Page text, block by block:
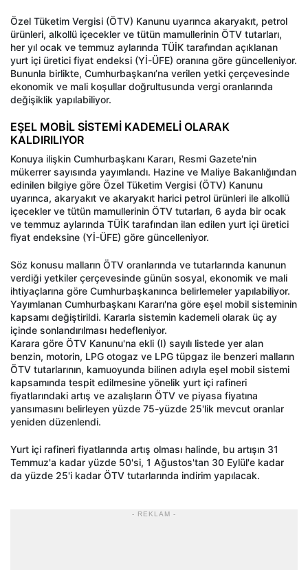
Özel Tüketim Vergisi (ÖTV) Kanunu uyarınca akaryakıt, petrol
ürünleri, alkollü içecekler ve tütün mamullerinin ÖTV tutarları,
her yıl ocak ve temmuz aylarında TÜİK tarafından açıklanan
yurt içi üretici fiyat endeksi (Yİ-ÜFE) oranına göre güncelleniyor.
Bununla birlikte, Cumhurbaşkanı’na verilen yetki çerçevesinde
ekonomik ve mali koşullar doğrultusunda vergi oranlarında
değişiklik yapılabiliyor.
EŞEL MOBİL SİSTEMİ KADEMELİ OLARAK
KALDIRILIYOR
Konuya ilişkin Cumhurbaşkanı Kararı, Resmi Gazete'nin
mükerrer sayısında yayımlandı. Hazine ve Maliye Bakanlığından
edinilen bilgiye göre Özel Tüketim Vergisi (ÖTV) Kanunu
uyarınca, akaryakıt ve akaryakıt harici petrol ürünleri ile alkollü
içecekler ve tütün mamullerinin ÖTV tutarları, 6 ayda bir ocak
ve temmuz aylarında TÜİK tarafından ilan edilen yurt içi üretici
fiyat endeksine (Yİ-ÜFE) göre güncelleniyor.
Söz konusu malların ÖTV oranlarında ve tutarlarında kanunun
verdiği yetkiler çerçevesinde günün sosyal, ekonomik ve mali
ihtiyaçlarına göre Cumhurbaşkanınca belirlemeler yapılabiliyor.
Yayımlanan Cumhurbaşkanı Kararı'na göre eşel mobil sisteminin
kapsamı değiştirildi. Kararla sistemin kademeli olarak üç ay
içinde sonlandırılması hedefleniyor.
Karara göre ÖTV Kanunu'na ekli (I) sayılı listede yer alan
benzin, motorin, LPG otogaz ve LPG tüpgaz ile benzeri malların
ÖTV tutarlarının, kamuoyunda bilinen adıyla eşel mobil sistemi
kapsamında tespit edilmesine yönelik yurt içi rafineri
fiyatlarındaki artış ve azalışların ÖTV ve piyasa fiyatına
yansımasını belirleyen yüzde 75-yüzde 25'lik mevcut oranlar
yeniden düzenlendi.
Yurt içi rafineri fiyatlarında artış olması halinde, bu artışın 31
Temmuz'a kadar yüzde 50'si, 1 Ağustos'tan 30 Eylül'e kadar
da yüzde 25'i kadar ÖTV tutarlarında indirim yapılacak.
- REKLAM -